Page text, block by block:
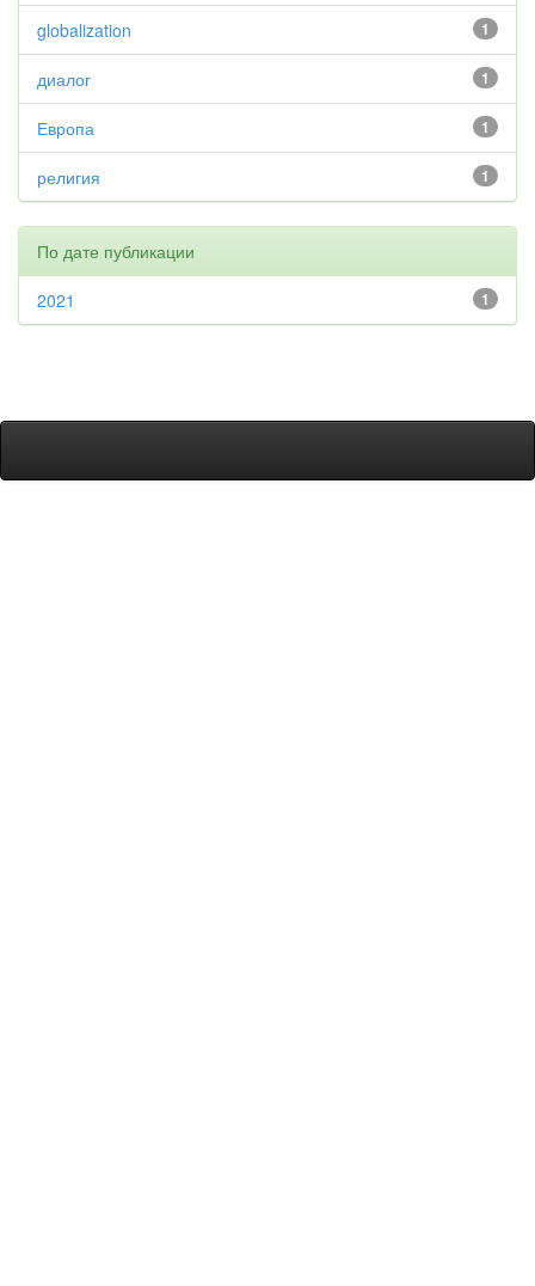
1
globalization
1
диалог
1
Европа
1
религия
По дате публикации
1
2021